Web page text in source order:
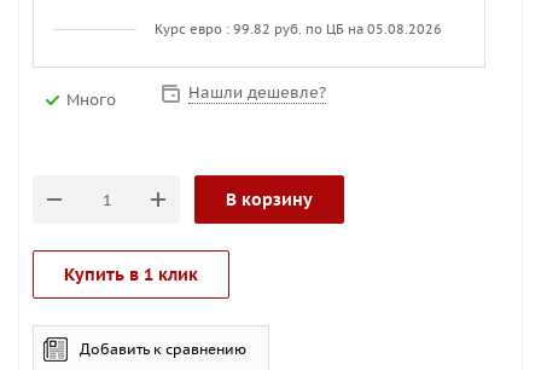
Курс евро : 99.82 руб. по ЦБ на 05.08.2026
Много Нашли дешевле?
В корзину
Купить в 1 клик
Добавить к сравнению